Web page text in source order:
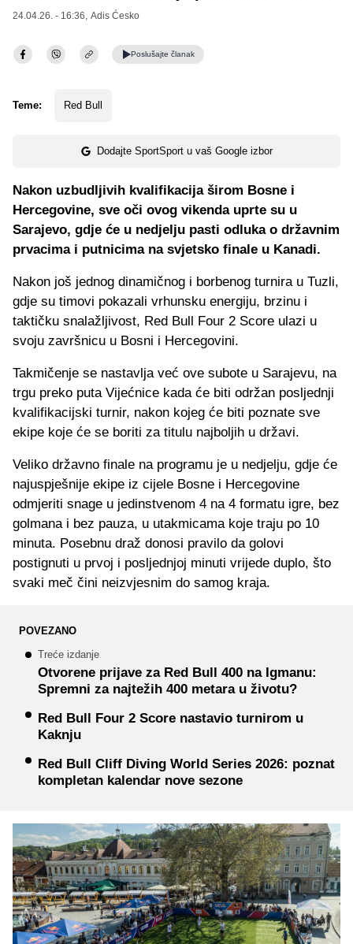
24.04.26. - 16:36, Adis Ćesko
Poslušajte članak
Teme: Red Bull
Dodajte SportSport u vaš Google izbor
Nakon uzbudljivih kvalifikacija širom Bosne i
Hercegovine, sve oči ovog vikenda uprte su u
Sarajevo, gdje će u nedjelju pasti odluka o državnim
prvacima i putnicima na svjetsko finale u Kanadi.
Nakon još jednog dinamičnog i borbenog turnira u Tuzli,
gdje su timovi pokazali vrhunsku energiju, brzinu i
taktičku snalažljivost, Red Bull Four 2 Score ulazi u
svoju završnicu u Bosni i Hercegovini.
Takmičenje se nastavlja već ove subote u Sarajevu, na
trgu preko puta Vijećnice kada će biti održan posljednji
kvalifikacijski turnir, nakon kojeg će biti poznate sve
ekipe koje će se boriti za titulu najboljih u državi.
Veliko državno finale na programu je u nedjelju, gdje će
najuspješnije ekipe iz cijele Bosne i Hercegovine
odmjeriti snage u jedinstvenom 4 na 4 formatu igre, bez
golmana i bez pauza, u utakmicama koje traju po 10
minuta. Posebnu draž donosi pravilo da golovi
postignuti u prvoj i posljednjoj minuti vrijede duplo, što
svaki meč čini neizvjesnim do samog kraja.
POVEZANO
Treće izdanje
Otvorene prijave za Red Bull 400 na Igmanu:
Spremni za najtežih 400 metara u životu?
Red Bull Four 2 Score nastavio turnirom u
Kaknju
Red Bull Cliff Diving World Series 2026: poznat
kompletan kalendar nove sezone